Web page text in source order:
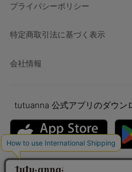
プライバシーポリシー
特定商取引法に基づく表示
会社情報
tutuanna 公式アプリのダウン